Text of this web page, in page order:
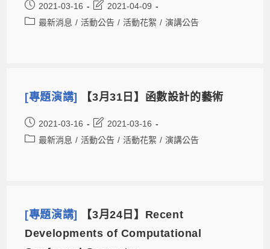
2021-03-16
2021-04-09
最新消息 / 活動公告 / 活動花絮 / 演講公告
[專題演講] 【3月31日】函數設計的藝術
2021-03-16
2021-03-16
最新消息 / 活動公告 / 活動花絮 / 演講公告
[專題演講]
【3月24日】Recent
Developments of Computational